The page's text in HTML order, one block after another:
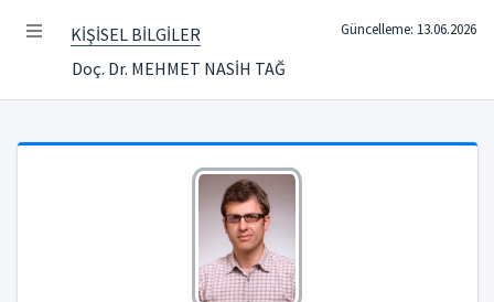
KİŞİSEL BİLGİLER
Doç. Dr. MEHMET NASİH TAĞ
Güncelleme: 13.06.2026